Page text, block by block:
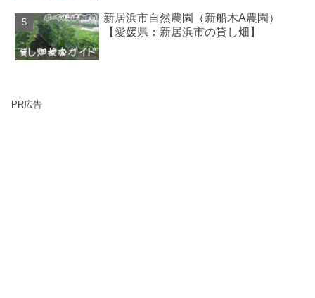
新居浜市自然農園（新船木A農園）
【愛媛県：新居浜市の貸し畑】
PR広告